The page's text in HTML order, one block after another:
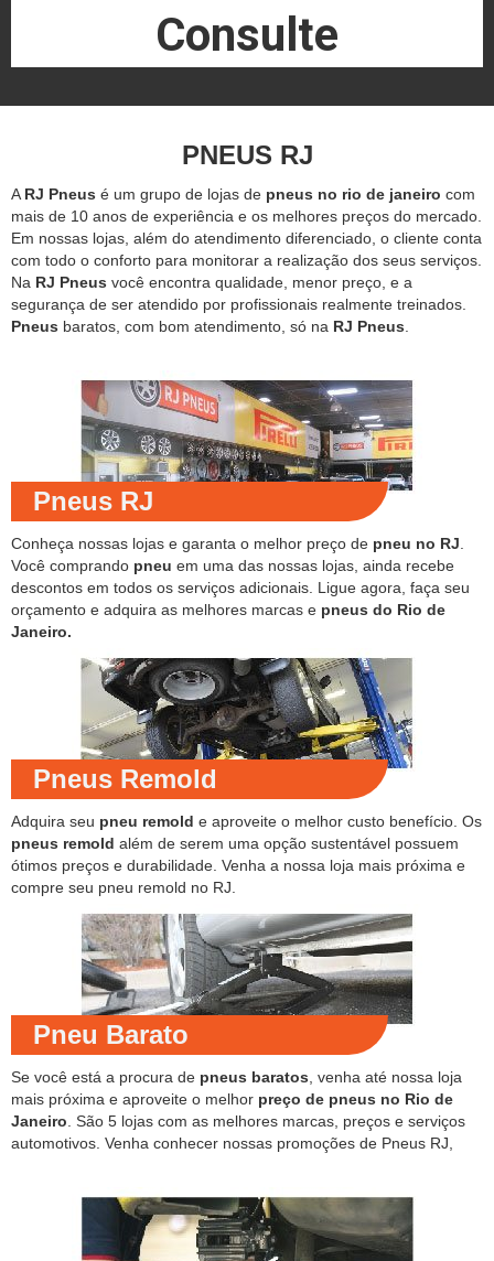
Consulte
PNEUS RJ
A RJ Pneus é um grupo de lojas de pneus no rio de janeiro com
mais de 10 anos de experiência e os melhores preços do mercado.
Em nossas lojas, além do atendimento diferenciado, o cliente conta
com todo o conforto para monitorar a realização dos seus serviços.
Na RJ Pneus você encontra qualidade, menor preço, e a
segurança de ser atendido por profissionais realmente treinados.
Pneus baratos, com bom atendimento, só na RJ Pneus
Pneus RJ
Conheça nossas lojas e garanta o melhor preço de pneu no RJ
Você comprando pneu em uma das nossas lojas, ainda recebe
descontos em todos os serviços adicionais. Ligue agora, faça seu
orçamento e adquira as melhores marcas e pneus do Rio de
Janeiro.
Pneus Remold
Adquira seu pneu remold e aproveite o melhor custo benefício. Os
pneus remold além de serem uma opção sustentável possuem
ótimos preços e durabilidade. Venha a nossa loja mais próxima e
compre seu pneu remold no RJ.
Pneu Barato
Se você está a procura de pneus baratos , venha até nossa loja
mais próxima e aproveite o melhor preço de pneus no Rio de
Janeiro . São 5 lojas com as melhores marcas, preços e serviços
automotivos. Venha conhecer nossas promoções de Pneus RJ,